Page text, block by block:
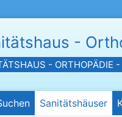
-
- ORTHOPÄDIE
Sanitätshäuser